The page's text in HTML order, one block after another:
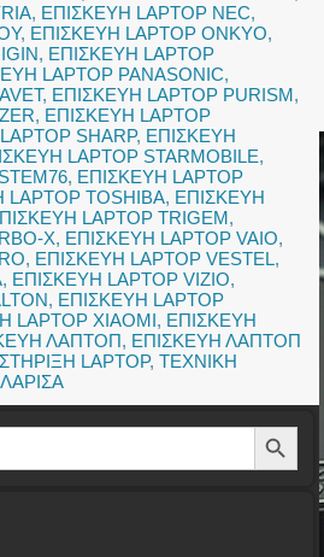
, ΕΠΙΣΚΕΥΗ LAPTOP NEC,
, ΕΠΙΣΚΕΥΗ LAPTOP ONKYO,
, ΕΠΙΣΚΕΥΗ LAPTOP
LAPTOP PANASONIC,
, ΕΠΙΣΚΕΥΗ LAPTOP PURISM,
, ΕΠΙΣΚΕΥΗ LAPTOP
SHARP, ΕΠΙΣΚΕΥΗ
LAPTOP STARMOBILE,
, ΕΠΙΣΚΕΥΗ LAPTOP
TOSHIBA, ΕΠΙΣΚΕΥΗ
LAPTOP TRIGEM,
X, ΕΠΙΣΚΕΥΗ LAPTOP VAIO,
, ΕΠΙΣΚΕΥΗ LAPTOP VESTEL,
, ΕΠΙΣΚΕΥΗ LAPTOP VIZIO,
, ΕΠΙΣΚΕΥΗ LAPTOP
LAPTOP XIAOMI, ΕΠΙΣΚΕΥΗ
ΛΑΠΤΟΠ, ΕΠΙΣΚΕΥΗ ΛΑΠΤΟΠ
LAPTOP,ΤΕΧΝΙΚΗ
Search Button